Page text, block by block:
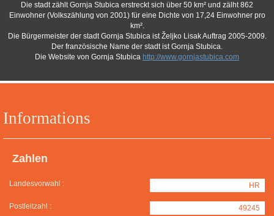
Informations
Zahlen
Landesvorwahl : HR
Postleitzahl : 49245
Die stadt zählt Gornja Stubica erstreckt sich über 50 km² und zälht 862
Einwohner (Volkszählung von 2001) für eine Dichte von 17,24 Einwohner pro
km².
Die Bürgermeister der stadt Gornja Stubica ist Željko Lisak Auftrag 2005-2009.
Der französische Name der stadt ist Gornja Stubica.
Die Website von Gornja Stubica http://www.gornjastubica.com